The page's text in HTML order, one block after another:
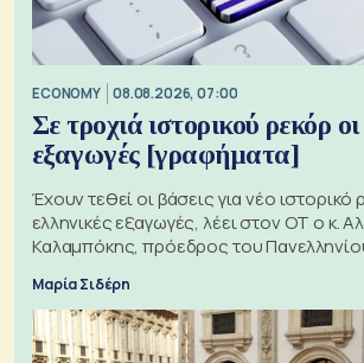
ECONOMY 08.08.2026, 07:00
Σε τροχιά ιστορικού ρεκόρ
εξαγωγές [γραφήματα]
Έχουν τεθεί οι βάσεις για νέο ιστορικό
ελληνικές εξαγωγές, λέει στον ΟΤ ο κ.
Καλαμπόκης, πρόεδρος του
Μαρία Σιδέρη